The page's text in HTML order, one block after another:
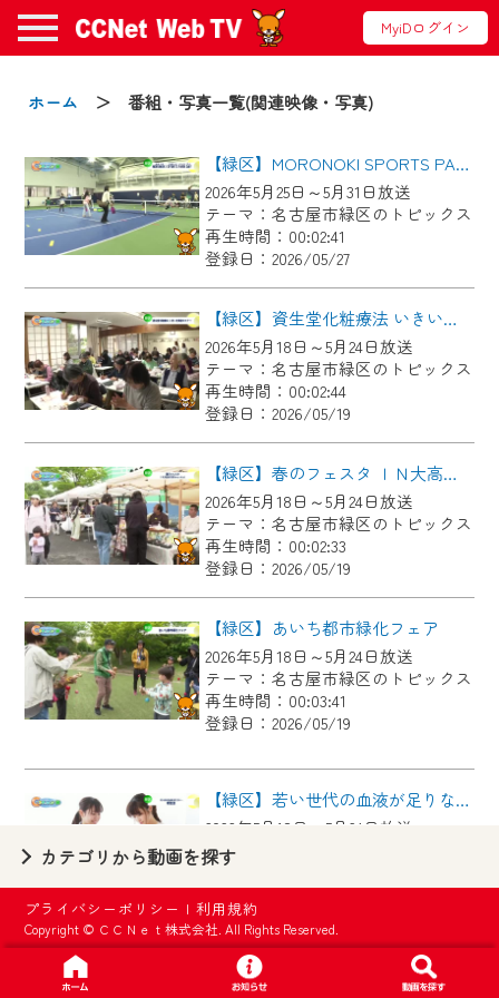
MyiDログイン
ホーム ＞ 番組・写真一覧(関連映像・写真)
【緑区】MORONOKI SPORTS PARK DAY
2026年5月25日～5月31日放送
テーマ：名古屋市緑区のトピックス
再生時間：00:02:41
登録日：2026/05/27
【緑区】資生堂化粧療法 いきいき美容セミナー
2026年5月18日～5月24日放送
テーマ：名古屋市緑区のトピックス
再生時間：00:02:44
登録日：2026/05/19
【緑区】春のフェスタ ＩＮ大高ほのぼのmarket
2026年5月18日～5月24日放送
テーマ：名古屋市緑区のトピックス
再生時間：00:02:33
登録日：2026/05/19
【緑区】あいち都市緑化フェア
2026年5月18日～5月24日放送
テーマ：名古屋市緑区のトピックス
再生時間：00:03:41
登録日：2026/05/19
【緑区】若い世代の血液が足りない…献血会
2026年5月18日～5月24日放送
テーマ：名古屋市緑区のトピックス
再生時間：00:02:31
登録日：2026/05/19
【緑区】有松の老舗 洋菓子グランパニエ
2026年5月11日～5月17日放送
カテゴリから動画を探す
プライバシーポリシー |利用規約
Copyright © ＣＣＮｅｔ株式会社. All Rights Reserved.
お知らせ
2024/09/02
動画配信サービス『CCNet Web TV』は2024
年9月24日からリニューアルします！
【変更点】
◆デザイン変更により、お住まいの地域
の動画コンテンツが一目瞭然。
◆当社アプリやＰＣブラウザから、いつ
でも・どこでも・外出先でも！
CCNetサービスエリア20市町の地域情報
番組をご視聴いただけます！
【ご注意】
2024年9月24日からはご加入者様へのサー
ビス向上のため、
『CCNet Web TV』を利用いただくには、
一部コンテンツを除き、
CCNetサービスへの加入と『CCNetマイ
ページ※』へのログインが必要となりま
す。
いたします。
要となります。
※MyIDとは、CCNet Web TVを含むCCNetの
各種サービスをご利用頂くためのIDです。
IDはお客様が使っているメールアドレス
で設定できます。